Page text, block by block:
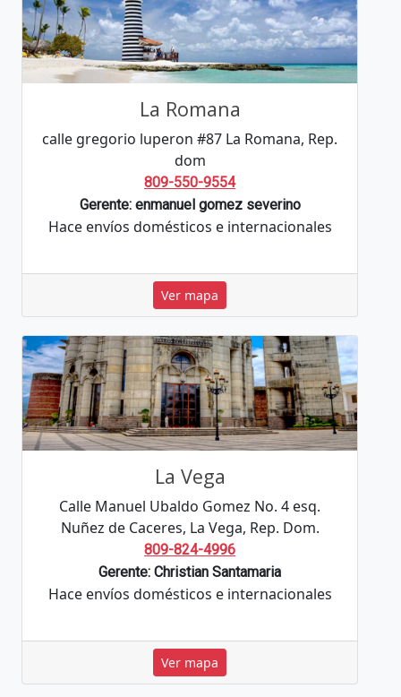
La Romana
calle gregorio luperon #87 La Romana, Rep.
dom
809-550-9554
Gerente: enmanuel gomez severino
Hace envíos domésticos e internacionales
Ver mapa
La Vega
Calle Manuel Ubaldo Gomez No. 4 esq.
Nuñez de Caceres, La Vega, Rep. Dom.
809-824-4996
Gerente: Christian Santamaria
Hace envíos domésticos e internacionales
Ver mapa